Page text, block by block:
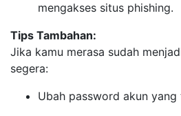
mengakses situs phishing.
Tips Tambahan:
Jika kamu merasa sudah
segera:
Ubah password akun yang